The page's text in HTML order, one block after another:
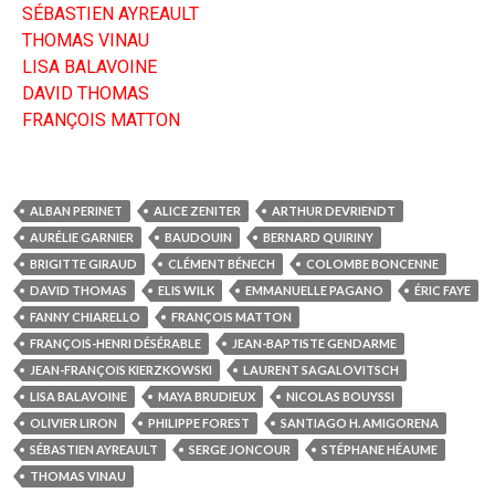
SÉBASTIEN AYREAULT
THOMAS VINAU
LISA BALAVOINE
DAVID THOMAS
FRANÇOIS MATTON
ALBAN PERINET ALICE ZENITER
ARTHUR DEVRIENDT
AURÉLIE GARNIER
BAUDOUIN
BERNARD QUIRINY
BRIGITTE GIRAUD
CLÉMENT BÉNECH
COLOMBE BONCENNE
DAVID THOMAS
ELIS WILK EMMANUELLE PAGANO
ÉRIC FAYE
FANNY CHIARELLO
FRANÇOIS MATTON
FRANÇOIS-HENRI DÉSÉRABLE
JEAN-BAPTISTE GENDARME
JEAN-FRANÇOIS KIERZKOWSKI
LAURENT SAGALOVITSCH
LISA BALAVOINE
MAYA BRUDIEUX
NICOLAS BOUYSSI
OLIVIER LIRON
PHILIPPE FOREST
SANTIAGO H. AMIGORENA
SÉBASTIEN AYREAULT
SERGE JONCOUR
STÉPHANE HÉAUME
THOMAS VINAU